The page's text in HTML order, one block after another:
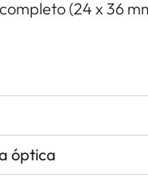
(24 x 36
óptica